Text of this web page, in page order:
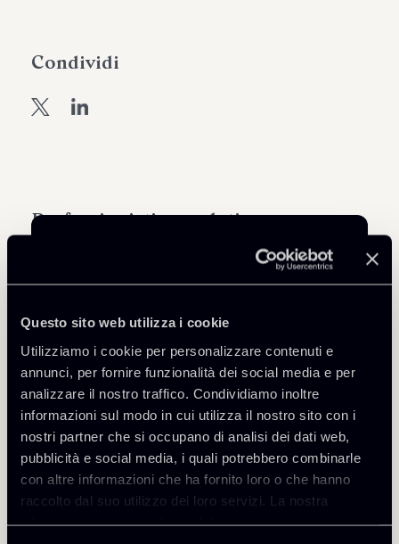
Questo sito web utilizza i cookie
Utilizziamo i cookie per personalizzare contenuti e
annunci, per fornire funzionalità dei social media e per
analizzare il nostro traffico. Condividiamo inoltre
informazioni sul modo in cui utilizza il nostro sito con i
nostri partner che si occupano di analisi dei dati web,
pubblicità e social media, i quali potrebbero combinarle
con altre informazioni che ha fornito loro o che hanno
raccolto dal suo utilizzo dei loro servizi. La nostra
informativa privacy è disponibilequi.
Condividi
Torna agli Insights
Professionisti correlati
Roma
Scopri il professionista